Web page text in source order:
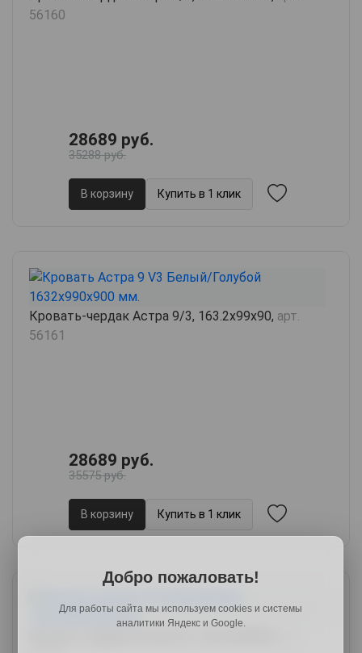
56160
28689 руб.
35288 руб.
В корзину Купить в 1 клик
Кровать-чердак Астра 9/3, 163.2х99х90, арт.
56161
28689 руб.
35575 руб.
В корзину Купить в 1 клик
Добро пожаловать!
Для работы сайта мы используем cookies и системы
аналитики Яндекс и Google.